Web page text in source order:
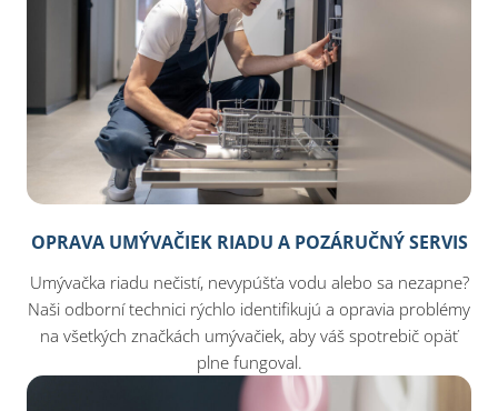
OPRAVA UMÝVAČIEK RIADU A POZÁRUČNÝ SERVIS
Umývačka riadu nečistí, nevypúšťa vodu alebo sa nezapne?
Naši odborní technici rýchlo identifikujú a opravia problémy
na všetkých značkách umývačiek, aby váš spotrebič opäť
plne fungoval.